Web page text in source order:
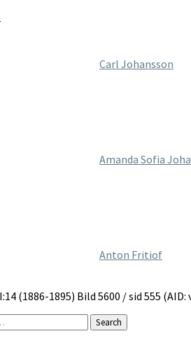
Carl Johansson
Amanda Sofia
Anton Fritiof
(1886-1895) Bild 5600 / sid 555 (AID:
Search